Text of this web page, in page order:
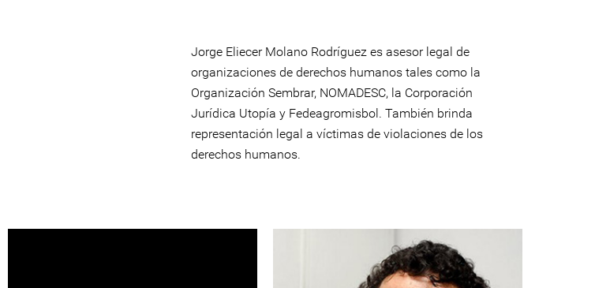
Jorge Eliecer Molano Rodríguez es asesor legal de
organizaciones de derechos humanos tales como la
Organización Sembrar, NOMADESC, la Corporación
Jurídica Utopía y Fedeagromisbol. También brinda
representación legal a víctimas de violaciones de los
derechos humanos.